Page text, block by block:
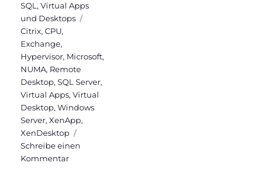
SQL,Virtual Apps
und Desktops
Citrix,CPU,
Exchange,
Hypervisor, Microsoft,
NUMA, Remote
Desktop,SQL Server,
Virtual Apps,Virtual
Desktop,Windows
Server,XenApp,
XenDesktop
Schreibe einen
Kommentarzu